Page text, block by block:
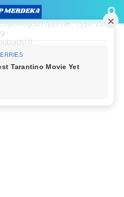
|| {cmd: []};
{
rppmer', [336, 280],